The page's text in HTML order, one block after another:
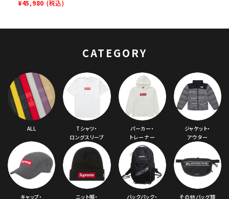
Snowmobile
¥45,980 (税込)
CATEGORY
ALL
Tシャツ・
ロングスリーブ
パーカー・
トレーナー
ジャケット・
アウター
キャップ・
ニット帽・
バックパック・
その他バッグ類